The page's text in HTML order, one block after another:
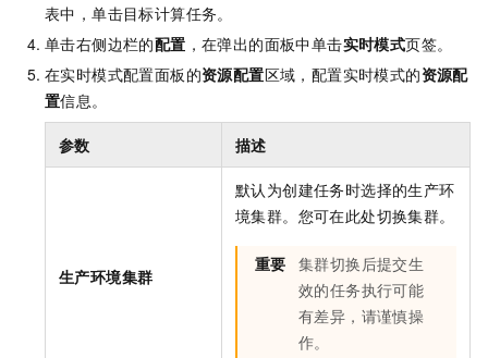
表中，单击目标计算任务。
单击右侧边栏的配置 ，在弹出的面板中单击实时模式页签。
在实时模式配置面板的资源配置区域，配置实时模式的资源配
置信息。
参数 描述
生产环境集群
默认为创建任务时选择的生产环
境集群。您可在此处切换集群。
重要 集群切换后提交生
效的任务执行可能
有差异，请谨慎操
作。